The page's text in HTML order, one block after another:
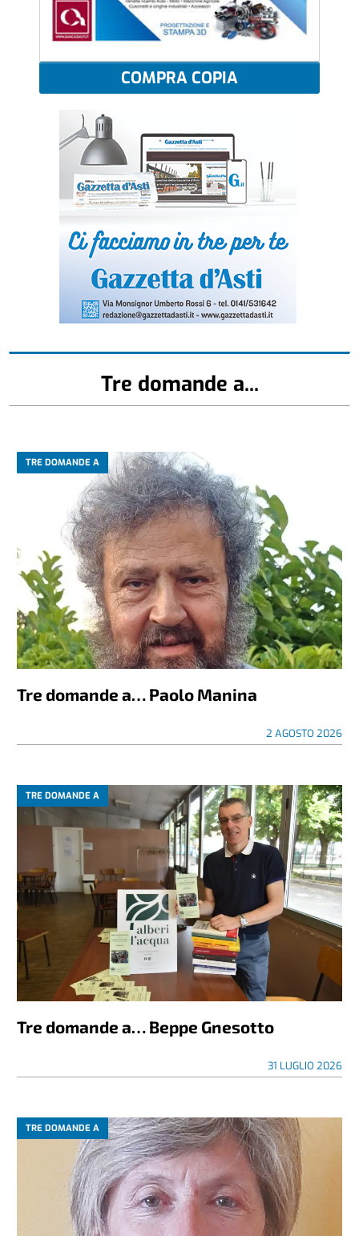
COMPRA COPIA
Tre domande a...
TRE DOMANDE A
Tre domande a… Paolo Manina
2 AGOSTO 2026
TRE DOMANDE A
Tre domande a… Beppe Gnesotto
31 LUGLIO 2026
TRE DOMANDE A